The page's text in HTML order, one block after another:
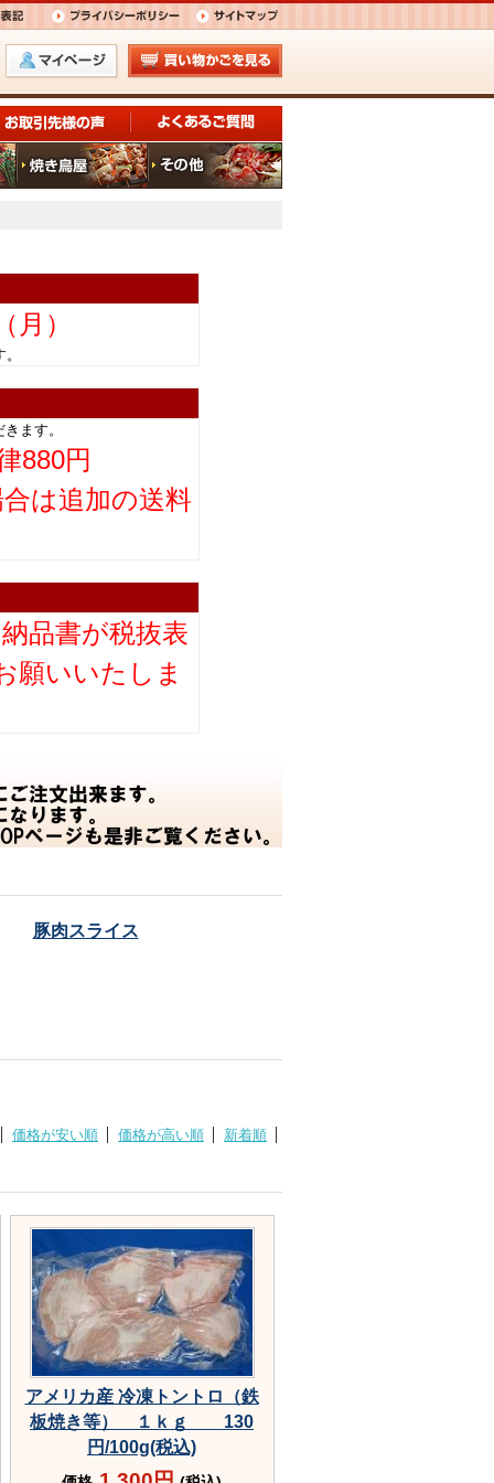
月）
す。
ます。
880円
は追加の送料
品書が税抜表
願いいたしま
豚肉スライス
価格が安い順 価格が高い順 新着順
アメリカ産 冷凍トントロ（鉄
板焼き等） １ｋｇ 130
円/100g(税込)